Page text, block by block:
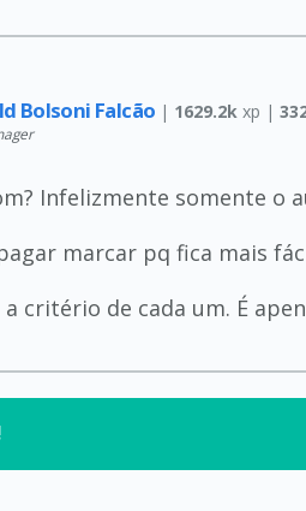
Bolsoni Falcão | 1629.2k xp |
Infelizmente somente o
marcar pq fica mais
critério de cada um. É